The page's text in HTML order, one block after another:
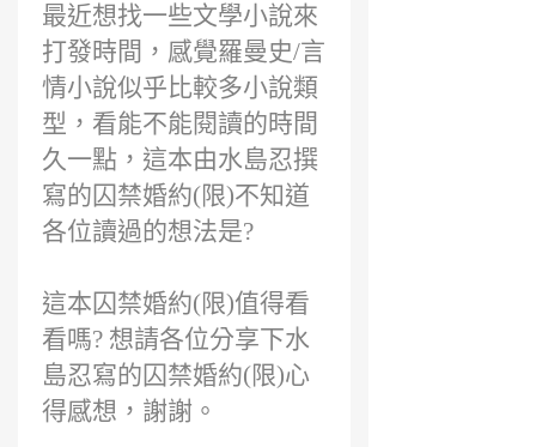
最近想找一些文學小說來
打發時間，感覺羅曼史/言
情小說似乎比較多小說類
型，看能不能閱讀的時間
久一點，這本由水島忍撰
寫的囚禁婚約(限)不知道
各位讀過的想法是?
這本囚禁婚約(限)值得看
看嗎? 想請各位分享下水
島忍寫的囚禁婚約(限)心
得感想，謝謝。